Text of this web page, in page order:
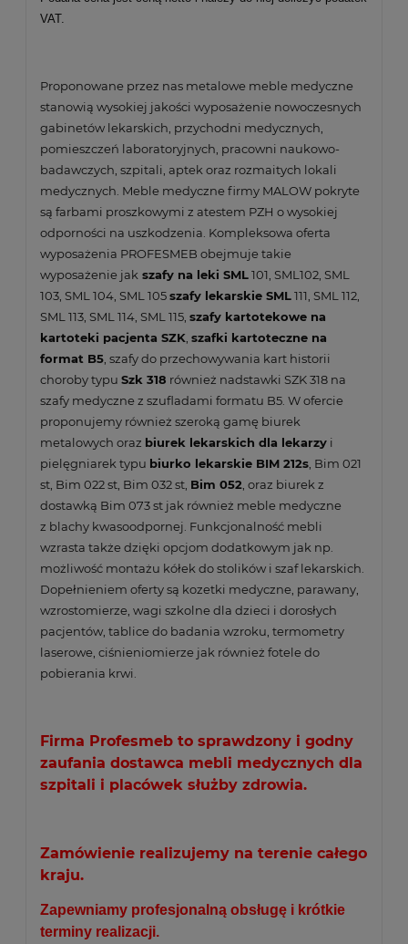
VAT.
Proponowane przez nas metalowe meble medyczne
stanowią wysokiej jakości wyposażenie nowoczesnych
gabinetów lekarskich, przychodni medycznych,
pomieszczeń laboratoryjnych, pracowni naukowo-
badawczych, szpitali, aptek oraz rozmaitych lokali
medycznych. Meble medyczne firmy MALOW pokryte
są farbami proszkowymi z atestem PZH o wysokiej
odporności na uszkodzenia. Kompleksowa oferta
wyposażenia PROFESMEB obejmuje takie
wyposażenie jak szafy na leki SML101, SML102, SML
103, SML 104, SML 105szafy lekarskie SML111, SML 112,
SML 113, SML 114, SML 115, szafy kartotekowe na
kartoteki pacjenta SZK szafki kartoteczne na
format B5 , szafy do przechowywania kart historii
choroby typu Szk 318 również nadstawki SZK 318 na
szafy medyczne z szufladami formatu B5. W ofercie
proponujemy również szeroką gamę biurek
metalowych oraz biurek lekarskich dla lekarzy i
pielęgniarek typu biurko lekarskie BIM 212s , Bim 021
st, Bim 022 st, Bim 032 st, Bim 052 , oraz biurek z
dostawką Bim 073 st jak również meble medyczne
z blachy kwasoodpornej. Funkcjonalność mebli
wzrasta także dzięki opcjom dodatkowym jak np.
możliwość montażu kółek do stolików i szaf lekarskich
Dopełnieniem oferty są kozetki medyczne, parawany,
wzrostomierze, wagi szkolne dla dzieci i dorosłych
pacjentów, tablice do badania wzroku, termometry
laserowe, ciśnieniomierze jak również fotele do
pobierania krwi.
Firma Profesmeb to sprawdzony i godny
zaufania dostawca mebli medycznych dla
szpitali i placówek służby zdrowia.
Zamówienie realizujemy na terenie całego
kraju.
Zapewniamy profesjonalną obsługę i krótkie
terminy realizacji.